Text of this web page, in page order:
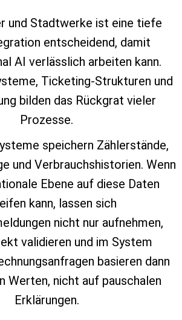
und Stadtwerke ist eine tiefe
entscheidend, damit
AI verlässlich arbeiten kann.
Ticketing‑Strukturen und
bilden das Rückgrat vieler
Prozesse.
speichern Zählerstände,
und Verbrauchshistorien. Wenn
Ebene auf diese Daten
kann, lassen sich
nicht nur aufnehmen,
validieren und im System
basieren dann
Werten, nicht auf pauschalen
Erklärungen.